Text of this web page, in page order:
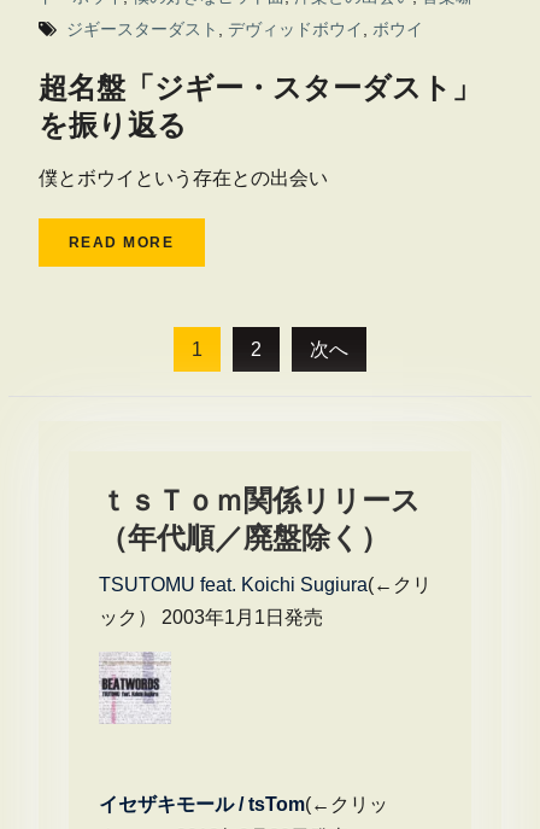
ジギースターダスト
デヴィッドボウイ ボウイ
超名盤「ジギー・スターダスト」
を振り返る
僕とボウイという存在との出会い
READ MORE
1 2 次へ
ｔｓＴｏｍ関係リリース
（年代順／廃盤除く）
TSUTOMU feat. Koichi Sugiura(←クリ
ック） 2003年1月1日発売
イセザキモール / tsTom(←クリッ